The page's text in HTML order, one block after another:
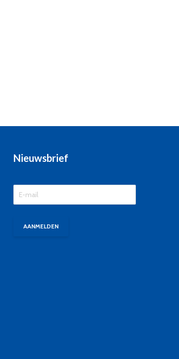
Nieuwsbrief